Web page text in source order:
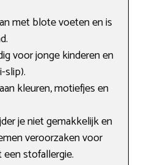
met blote voeten en is
voor jonge kinderen en
slip).
kleuren, motiefjes en
je niet gemakkelijk en
veroorzaken voor
stofallergie.